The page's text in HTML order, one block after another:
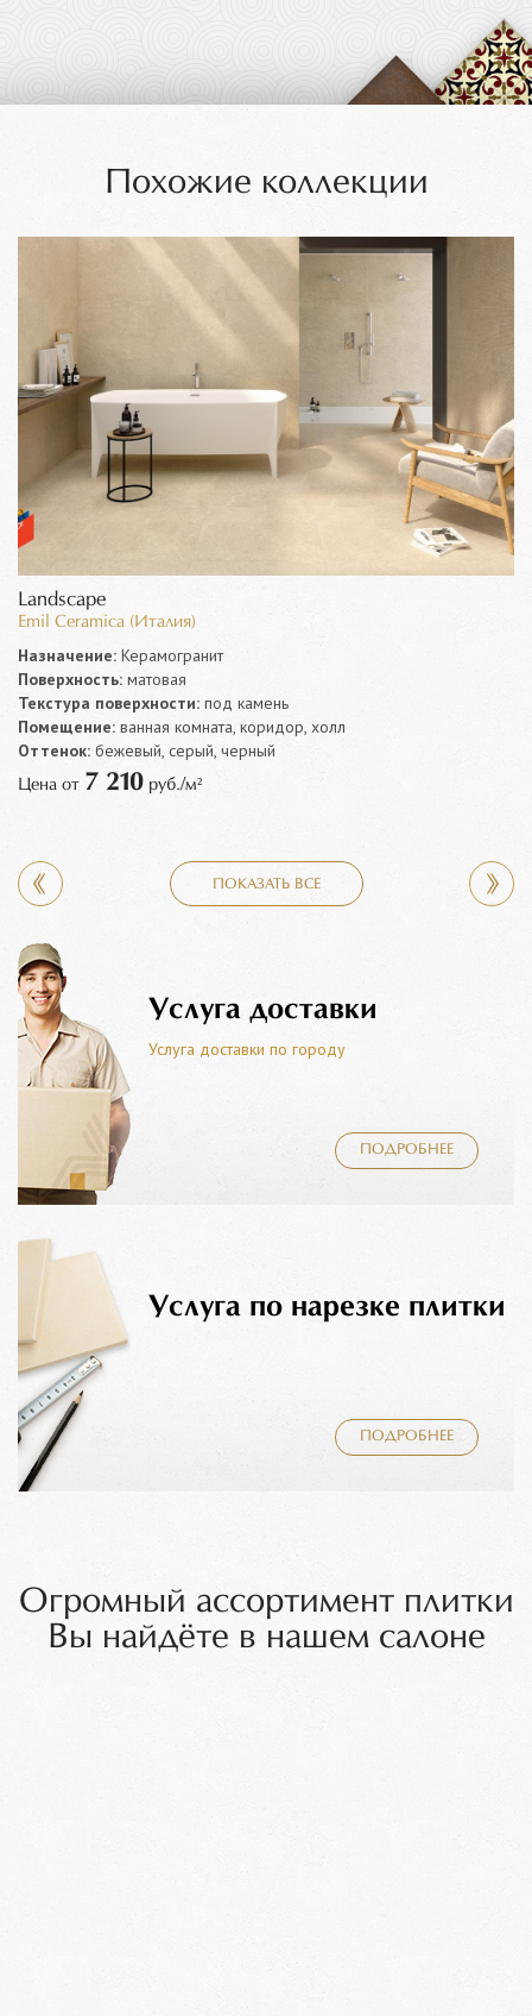
Похожие коллекции
Landscape
Emil Ceramica (Италия)
Назначение: Керамогранит
Поверхность: матовая
Текстура поверхности: под камень
Помещение: ванная комната, коридор, холл
Оттенок: бежевый, серый, черный
Цена от 7 210 руб./м²
ПОКАЗАТЬ ВСЕ
Услуга доставки
Услуга доставки по городу
ПОДРОБНЕЕ
Услуга по нарезке плитки
ПОДРОБНЕЕ
Огромный ассортимент плитки
Вы найдёте в нашем салоне